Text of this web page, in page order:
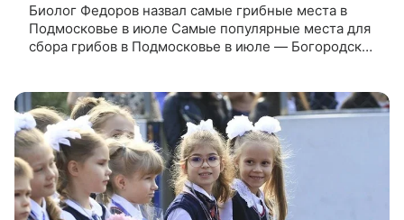
Биолог Федоров назвал самые грибные места в
Подмосковье в июле Самые популярные места для
сбора грибов в Подмосковье в июле — Богородский